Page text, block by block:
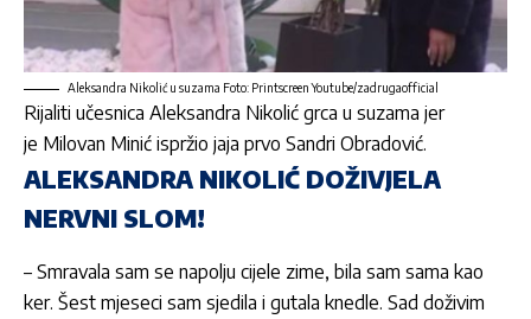
Aleksandra Nikolić u suzama Foto: Printscreen Youtube/zadrugaofficial
Rijaliti učesnica Aleksandra Nikolić grca u suzama jer
je Milovan Minić ispržio jaja prvo Sandri Obradović.
ALEKSANDRA NIKOLIĆ DOŽIVJELA
NERVNI SLOM!
– Smravala sam se napolju cijele zime, bila sam sama kao
ker. Šest mjeseci sam sjedila i gutala knedle. Sad doživim